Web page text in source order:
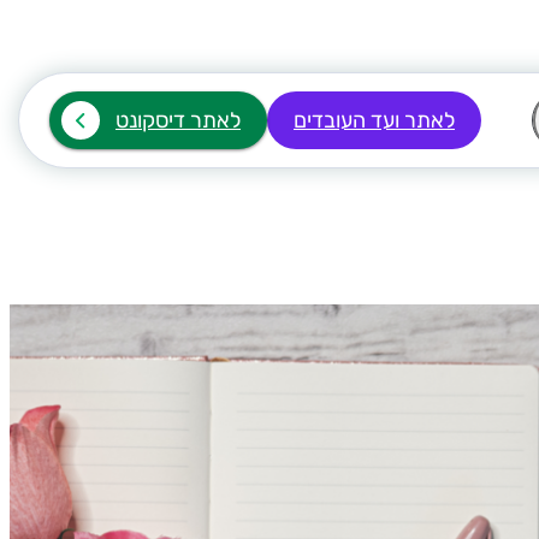
לאתר ועד העובדים לאתר דיסקונט